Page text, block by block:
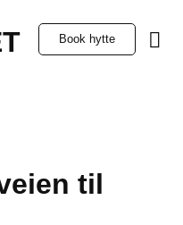
Book hytte
til